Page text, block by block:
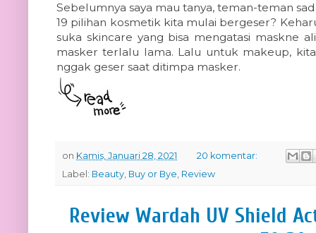
Sebelumnya saya mau tanya, teman-teman
19 pilihan kosmetik kita mulai bergeser?
suka skincare yang bisa mengatasi maskne
masker terlalu lama. Lalu untuk makeup,
nggak geser saat ditimpa masker.
on Kamis, Januari 28, 2021
20 komentar:
Label: Beauty, Buy or Bye, Review
Review Wardah UV Shield